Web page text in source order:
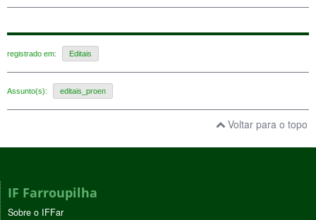
registrado em: Editais
Assunto(s): editais_proen
Voltar para o topo
IF Farroupilha
Sobre o IFFar